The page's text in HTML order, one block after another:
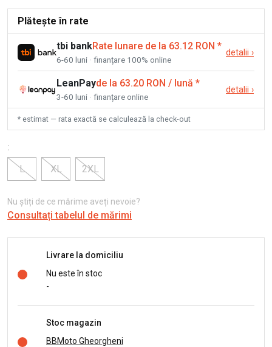
Plătește în rate
tbi bankRate lunare de la 63.12 RON *
6-60 luni · finanțare 100% online
detalii ›
LeanPayde la 63.20 RON / lună *
3-60 luni · finanțare online
detalii ›
* estimat — rata exactă se calculează la check-out
:
L
XL 2XL
Nu știți de ce mărime aveți nevoie?
Consultați tabelul de mărimi
Livrare la domiciliu
Nu este în stoc
-
Stoc magazin
BBMoto Gheorgheni